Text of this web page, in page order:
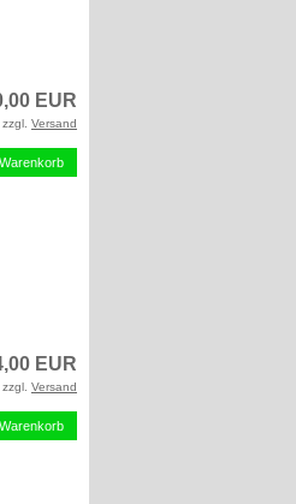
EUR
zzgl. Versand
EUR
zzgl. Versand